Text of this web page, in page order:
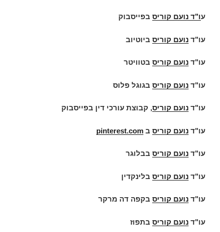
עו"ד נועם קוריס בפייסבוק
עו"ד נועם קוריס ביוטיוב
עו"ד נועם קוריס בטוויטר
עו"ד נועם קוריס בגוגל פלוס
עו"ד נועם קוריס, קבוצת עורכי דין בפייסבוק
עו"ד נועם קוריס ב pinterest.com
עו"ד נועם קוריס בבלוגר
עו"ד נועם קוריס בלינקדין
עו"ד נועם קוריס בקפה דה מרקר
עו"ד נועם קוריס בתפוז